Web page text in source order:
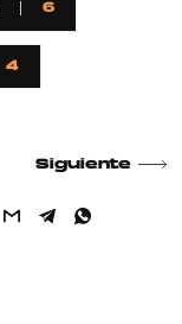
6
4
Siguiente